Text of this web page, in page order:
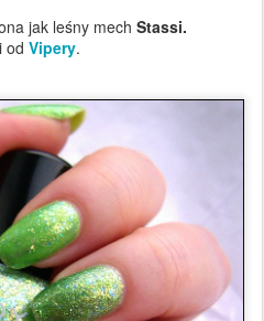
jak leśny mech Stassi.
od Vipery.